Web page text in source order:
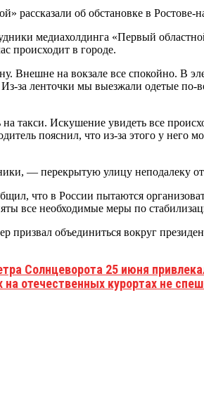
медиахолдинга «Первый
происходит в городе.
Внешне на вокзале все спокойно. В
за ленточки мы выезжали одетые
такси. Искушение увидеть все
пояснил, что из-за этого у него
— перекрытую улицу неподалеку
что в России пытаются
все необходимые меры по
призвал объединиться вокруг
Солнцеворота 25 июня
отечественных курортах не